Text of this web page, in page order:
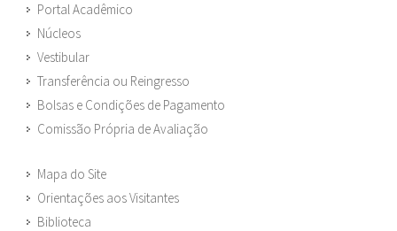
Portal Acadêmico
Núcleos
Vestibular
Transferência ou Reingresso
Bolsas e Condições de Pagamento
Comissão Própria de Avaliação
Mapa do Site
Orientações aos Visitantes
Biblioteca